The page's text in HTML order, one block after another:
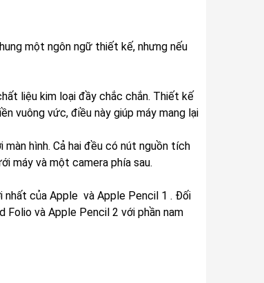
một ngôn ngữ thiết kế, nhưng nếu
liệu kim loại đầy chắc chắn. Thiết kế
vuông vức, điều này giúp máy mang lại
hình. Cả hai đều có nút nguồn tích
máy và một camera phía sau.
nhất của Apple và Apple Pencil 1 . Đối
và Apple Pencil 2 với phần nam